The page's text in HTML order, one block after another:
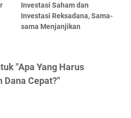
Investasi Saham dan
Investasi Reksadana, Sama-
sama Menjanjikan
"Apa Yang Harus
Dana Cepat?"